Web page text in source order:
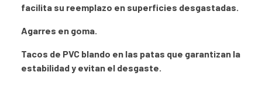
facilita su reemplazo en superficies desgastadas.
Agarres en goma.
Tacos de PVC blando en las patas que garantizan la
estabilidad y evitan el desgaste.